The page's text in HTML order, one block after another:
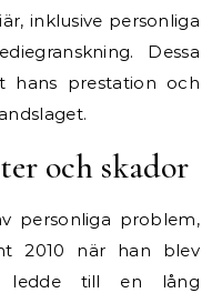
inklusive personliga
Dessa
hans prestation och
och skador
personliga problem,
2010 när han blev
ledde till en lång